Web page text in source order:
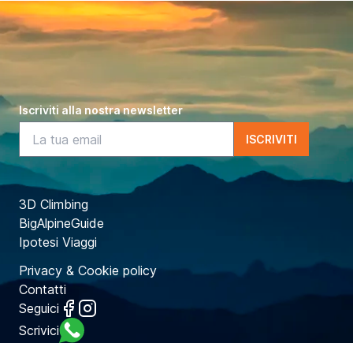
Iscriviti alla nostra newsletter
ISCRIVITI
3D Climbing
BigAlpineGuide
Ipotesi Viaggi
Privacy & Cookie policy
Contatti
Seguici
Seguici su Facebook
Seguici su Instagram
Scrivici